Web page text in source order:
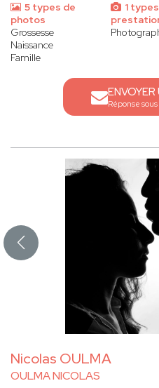
5 types de
photos
Grossesse
Naissance
Famille
1
ENVOYER
Réponse
Nicolas OULMA
OULMA NICOLAS